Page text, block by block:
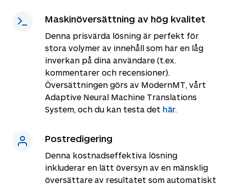
Maskinöversättning av hög kvalitet
Denna prisvärda lösning är perfekt för
stora volymer av innehåll som har en låg
inverkan på dina användare (t.ex.
kommentarer och recensioner).
Översättningen görs av ModernMT, vårt
Adaptive Neural Machine Translations
System, och du kan testa det här.
Postredigering
Denna kostnadseffektiva lösning
inkluderar en lätt översyn av en mänsklig
översättare av resultatet som automatiskt